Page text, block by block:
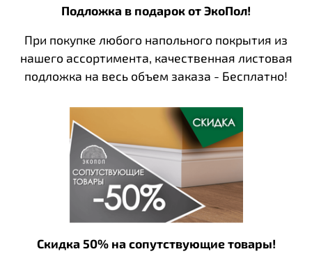
Подложка в подарок от ЭкоПол!
При покупке любого напольного покрытия из
нашего ассортимента, качественная листовая
подложка на весь объем заказа - Бесплатно!
Скидка 50% на сопутствующие товары!